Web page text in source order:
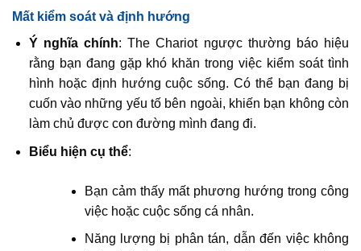
Mất kiểm soát và định hướng
Ý nghĩa chính: The Chariot ngược thường báo hiệu
rằng bạn đang gặp khó khăn trong việc kiểm soát tình
hình hoặc định hướng cuộc sống. Có thể bạn đang bị
cuốn vào những yếu tố bên ngoài, khiến bạn không còn
làm chủ được con đường mình đang đi.
Biểu hiện cụ thể:
Bạn cảm thấy mất phương hướng trong công
việc hoặc cuộc sống cá nhân.
Năng lượng bị phân tán, dẫn đến việc không